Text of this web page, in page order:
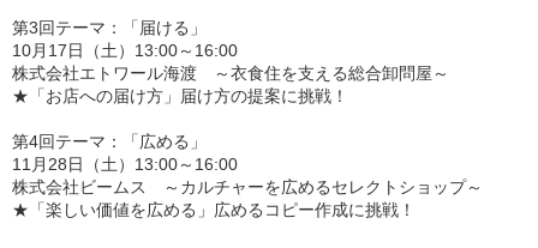
第3回テーマ：「届ける」
10月17日（土）13:00～16:00
株式会社エトワール海渡 ～衣食住を支える総合卸問屋～
★「お店への届け方」届け方の提案に挑戦！
第4回テーマ：「広める」
11月28日（土）13:00～16:00
株式会社ビームス ～カルチャーを広めるセレクトショップ～
★「楽しい価値を広める」広めるコピー作成に挑戦！